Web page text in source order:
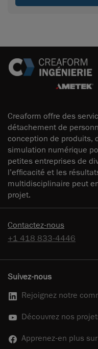
Creaform offre des
détachement de
conception de produits,
simulation numérique
petites entreprises de
l’efficacité et les
multidisciplinaire peut
projet.
Contactez-nous
+1 418 833-4446
Suivez-nous
Rejoignez notre
Découvrez nos
Apprenez-en plus